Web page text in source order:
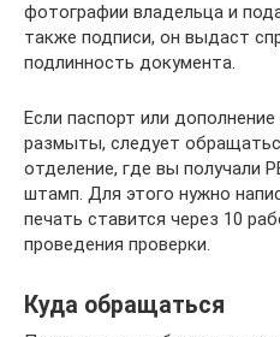
фотографии владельца и
также подписи, он выдаст
подлинность документа.
Если паспорт или
размыты, следует
отделение, где вы получали
штамп. Для этого нужно
печать ставится через 10
проведения проверки.
Куда обращаться